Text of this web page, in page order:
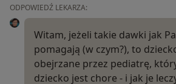
ODPOWIEDŹ LEKARZA:
Witam, jeżeli takie dawki jak
pomagają (w czym?), to
obejrzane przez pediatrę,
dziecko jest chore - i jak je